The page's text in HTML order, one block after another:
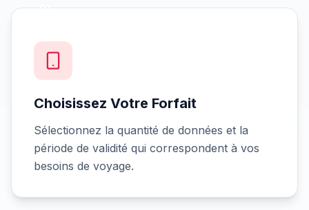
01
Choisissez Votre Forfait
Sélectionnez la quantité de données et la
période de validité qui correspondent à vos
besoins de voyage.